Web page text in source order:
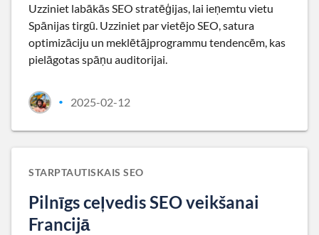
Uzziniet labākās SEO stratēģijas, lai ieņemtu vietu
Spānijas tirgū. Uzziniet par vietējo SEO, satura
optimizāciju un meklētājprogrammu tendencēm, kas
pielāgotas spāņu auditorijai.
• 2025-02-12
STARPTAUTISKAIS SEO
Pilnīgs ceļvedis SEO veikšanai
Francijā